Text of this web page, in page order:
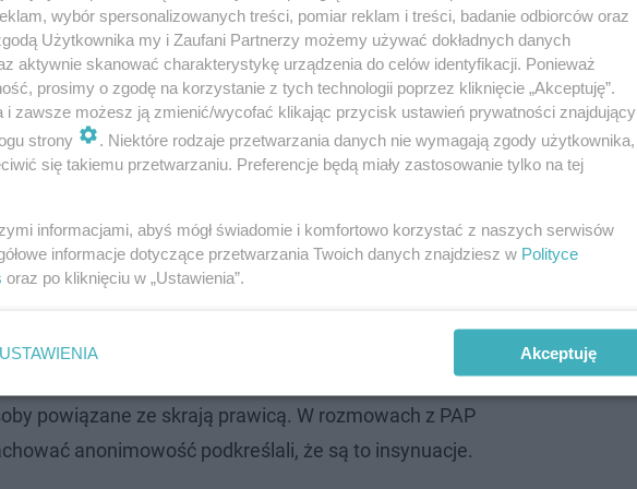
działaczek ruchu rolników, który doprowadził w ostatnich
że obawy dotyczące zmian klimatu mają cechy "histerii".
Rolników (OOPR) zadeklarował, że rolnicy nie godzą się,
się produkty rolno-spożywcze spoza
trzecich. Jak my mamy taką
że duże europejskie organizacje rolnicze zbojkotowały
powiązane ze skrają prawicą. W rozmowach z PAP
anonimowość podkreślali, że są to insynuacje.
wybór spersonalizowanych treści, pomiar reklam i treści, badanie odbiorców oraz
Użytkownika my i Zaufani Partnerzy możemy używać dokładnych danych
aktywnie skanować charakterystykę urządzenia do celów identyfikacji. Ponieważ
prosimy o zgodę na korzystanie z tych technologii poprzez kliknięcie „Akceptuję”.
i zawsze możesz ją zmienić/wycofać klikając przycisk ustawień prywatności znajdujący
strony
. Niektóre rodzaje przetwarzania danych nie wymagają zgody użytkownika,
się takiemu przetwarzaniu. Preferencje będą miały zastosowanie tylko na tej
informacjami, abyś mógł świadomie i komfortowo korzystać z naszych serwisów
informacje dotyczące przetwarzania Twoich danych znajdziesz w Polityce
oraz po kliknięciu w „Ustawienia”.
USTAWIENIA Akceptuję